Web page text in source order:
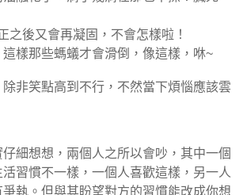
之後又會再凝固，不會怎樣啦！
樣那些螞蟻才會滑倒，像這樣，咻~
非笑點高到不行，不然當下煩惱應該雲
細想想，兩個人之所以會吵，其中一個
習慣不一樣，一個人喜歡這樣，另一人
執。但與其盼望對方的習慣能改成你想